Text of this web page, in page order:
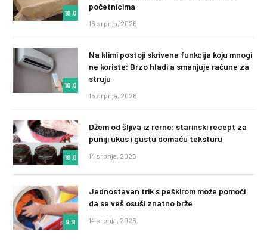
10.0
početnicima
16 srpnja, 2026
10.0
Na klimi postoji skrivena funkcija koju mnogi
ne koriste: Brzo hladi a smanjuje račune za
struju
15 srpnja, 2026
10.0
Džem od šljiva iz rerne: starinski recept za
puniji ukus i gustu domaću teksturu
14 srpnja, 2026
9.9
Jednostavan trik s peškirom može pomoći
da se veš osuši znatno brže
14 srpnja, 2026